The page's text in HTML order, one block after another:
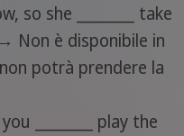
so she ________ take
Non è disponibile in
potrà prendere la
________ play the